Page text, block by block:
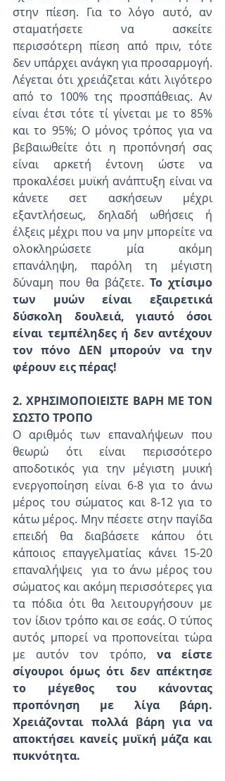
στην πίεση. Για το λόγο αυτό, αν
σταματήσετε να ασκείτε
περισσότερη πίεση από πριν, τότε
δεν υπάρχει ανάγκη για προσαρμογή.
Λέγεται ότι χρειάζεται κάτι λιγότερο
από το 100% της προσπάθειας. Αν
είναι έτσι τότε τί γίνεται με το 85%
και το 95%; Ο μόνος τρόπος για να
βεβαιωθείτε ότι η προπόνησή σας
είναι αρκετή έντονη ώστε να
προκαλέσει μυϊκή ανάπτυξη είναι να
κάνετε σετ ασκήσεων μέχρι
εξαντλήσεως, δηλαδή ωθήσεις ή
έλξεις μέχρι που να μην μπορείτε να
ολοκληρώσετε μία ακόμη
επανάληψη, παρόλη τη μέγιστη
δύναμη που θα βάζετε. Το χτίσιμο
των μυών είναι εξαιρετικά
δύσκολη δουλειά, γιαυτό όσοι
είναι τεμπέληδες ή δεν αντέχουν
τον πόνο ΔΕΝ μπορούν να την
φέρουν εις πέρας!
2. ΧΡΗΣΙΜΟΠΟΙΕΙΣΤΕ ΒΑΡΗ ΜΕ ΤΟΝ
ΣΩΣΤΟ ΤΡΟΠΟ
Ο αριθμός των επαναλήψεων που
θεωρώ ότι είναι περισσότερο
αποδοτικός για την μέγιστη μυική
ενεργοποίηση είναι 6-8 για το άνω
μέρος του σώματος και 8-12 για το
κάτω μέρος. Μην πέσετε στην παγίδα
επειδή θα διαβάσετε κάπου ότι
κάποιος επαγγελματίας κάνει 15-20
επαναλήψεις  για το άνω μέρος του
σώματος και ακόμη περισσότερες για
τα πόδια ότι θα λειτουργήσουν με
τον ίδιον τρόπο και σε εσάς. Ο τύπος
αυτός μπορεί να προπονείται τώρα
με αυτόν τον τρόπο, να είστε
σίγουροι όμως ότι δεν απέκτησε
το μέγεθος του κάνοντας
προπόνηση με λίγα βάρη.
Χρειάζονται πολλά βάρη για να
αποκτήσει κανείς μυϊκή μάζα και
πυκνότητα.